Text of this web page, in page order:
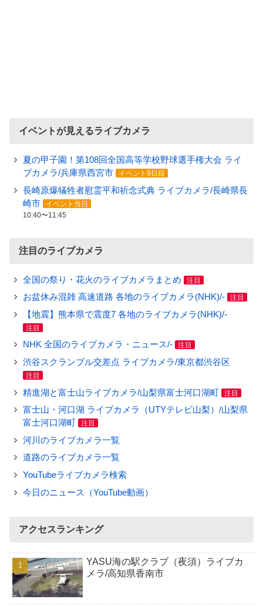
イベントが見えるライブカメラ
夏の甲子園！第108回全国高等学校野球選手権大会 ライ
ブカメラ/兵庫県西宮市
イベント9日目
長崎原爆犠牲者慰霊平和祈念式典 ライブカメラ/長崎県長
崎市
イベント当日
10:40〜11:45
注目のライブカメラ
全国の祭り・花火のライブカメラまとめ 注目
お盆休み混雑 高速道路 各地のライブカメラ(NHK)/- 注目
【地震】熊本県で震度7 各地のライブカメラ(NHK)/-
注目
NHK 全国のライブカメラ・ニュース/- 注目
渋谷スクランブル交差点 ライブカメラ/東京都渋谷区
注目
精進湖と富士山ライブカメラ/山梨県富士河口湖町 注目
富士山・河口湖 ライブカメラ（UTYテレビ山梨）/山梨県
富士河口湖町
注目
河川のライブカメラ一覧
道路のライブカメラ一覧
YouTubeライブカメラ検索
今日のニュース（YouTube動画）
アクセスランキング
YASU海の駅クラブ（夜須）ライブカ
メラ/高知県香南市